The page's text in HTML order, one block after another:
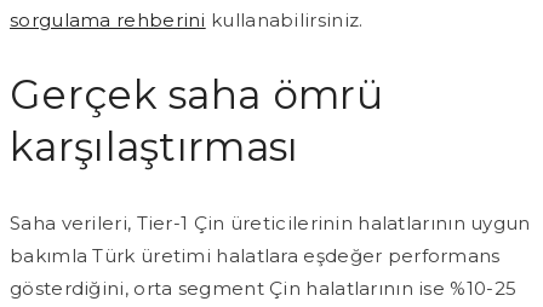
sorgulama rehberini kullanabilirsiniz.
Gerçek saha ömrü
karşılaştırması
Saha verileri, Tier-1 Çin üreticilerinin halatlarının uygun
bakımla Türk üretimi halatlara eşdeğer performans
gösterdiğini, orta segment Çin halatlarının ise %10-25